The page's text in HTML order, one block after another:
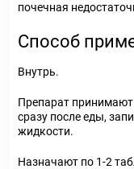
почечная
Способ
Внутрь.
Препарат
сразу после еды,
жидкости.
Назначают по 1-2